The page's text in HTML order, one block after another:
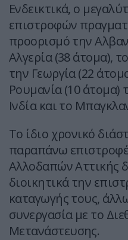
Ενδεικτικά, ο
επιστροφών
προορισμό την
Αλγερία (38 άτομα),
την Γεωργία (22
Ρουμανία (10 άτομα)
Ινδία και το
Το ίδιο χρονικό
παραπάνω
Αλλοδαπών Αττικής
διοικητικά την
καταγωγής τους,
συνεργασία με το
Μετανάστευσης.